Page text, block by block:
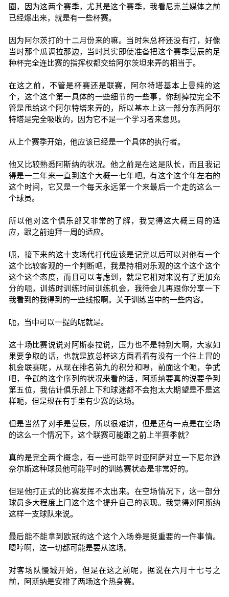
圈，因为这两个赛季，尤其是这个赛季，我看尼克兰媒体之前
已经爆出来，就是有一些杯赛。
因为阿尔茨打的十二月份来的嘛。当时朱总杯还没有打，好像
当时那个瓜调拉那边，当时其实即使准备把这个赛季曼辰的足
种杯完全连比赛的指挥权都交给阿尔茨坦来弄的相当于。
在这之前，不管是杯赛还是联赛，阿尔特塔基本上曼纯的这
个，这个这个第一具体的一些细节的一些事，你刮掉拉完全不
管是甩给这个阿尔特塔来弄的，所以基本上这一部分东西阿尔
特塔是完全吸收的，因为它不是一个学习者来意见。
从上个赛季开始，他应该已经是一个具体的执行者。
他又比较熟悉阿斯纳的状况。他之前是在这是队长，而且我记
得是一二年来一直到这个大概一七年吧。有这个这个年左右的
这个时间，它又是一个每天永远第一个来最后一个走的这么一
个球员。
所以他对这个俱乐部又非常的了解，我觉得这大概三周的适
应，跟之前迪拜一周的适应。
呃，接下来的这十支场代打代应该是记完以后可以对他有一个
这个比较客观的一个判断吧，我是持相对乐观的这个这个这个
这个这个态度，而且可以考虑到，就是它相对来说有了更加充
分的呃，训练时训练时间训练机会，我待会儿再跟你分享一下
我看到的我得到的一些线报啊。关于训练当中的一些内容。
呃，当中可以一提的呢就是。
这十场比赛说说对阿斯泰拉说，压力也不是特别大啊，大家如
果要争取的话，也就是族总杯这方面看看有没有一个往上冒的
机会联赛呢，从现在排名第九的积分和嗯，前面这个呃，争武
吧，争武的这个序列的状况来看的话，阿斯纳要真的说要争到
第五位，我估计俱乐部上下和球迷都不会抱太大期望是不是这
样呃，但是现在有手里有少赛的这场。
但是当然了对手是曼辰，所以很难讲，但是还有一点是在空场
的这么一个情况下，这个联赛可能跟之前上半赛季就？
真的是完全两个概念，有一些可能平时亚阿萨对立一下尼尔逊
奈尔斯这种球员他可能平时的训练赛状态是非常好的。
但是他打正式的比赛发挥不太出来。在空场情况下，这一部分
球员多大程度上门这个这个提升自己的表现。我觉得对阿斯纳
这样一支球队来说。
最后能不能拿到欧冠的这个这个入场券是挺重要的一件事情。
嗯哼啊，这一切都可能是要从这场。
对客场队慢城开始，但是在这之前呢，据说在六月十七号之
前，阿斯纳是安排了两场这个热身赛。